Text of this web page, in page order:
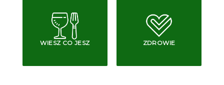
WIESZ CO JESZ ZDROWIE